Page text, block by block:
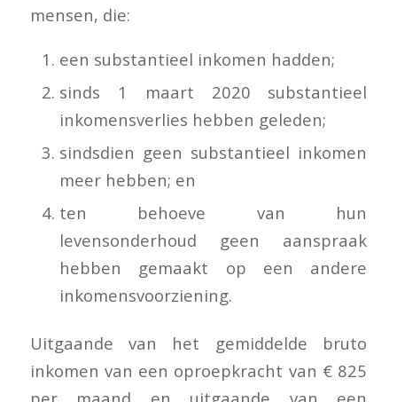
mensen, die:
een substantieel inkomen hadden;
sinds 1 maart 2020 substantieel
inkomensverlies hebben geleden;
sindsdien geen substantieel inkomen
meer hebben; en
ten behoeve van hun
levensonderhoud geen aanspraak
hebben gemaakt op een andere
inkomensvoorziening.
Uitgaande van het gemiddelde bruto
inkomen van een oproepkracht van € 825